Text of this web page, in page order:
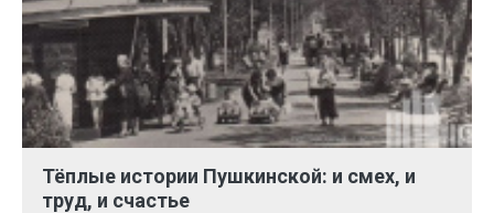
Тёплые истории Пушкинской: и смех, и
труд, и счастье